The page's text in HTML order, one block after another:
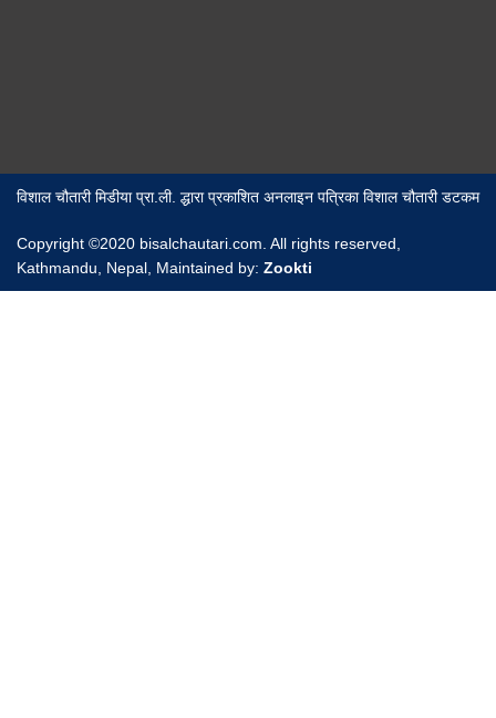
विशाल चौतारी मिडीया प्रा.ली. द्धारा प्रकाशित अनलाइन पत्रिका विशाल चौतारी डटकम
Copyright ©2020 bisalchautari.com. All rights reserved,
Kathmandu, Nepal, Maintained by: Zookti